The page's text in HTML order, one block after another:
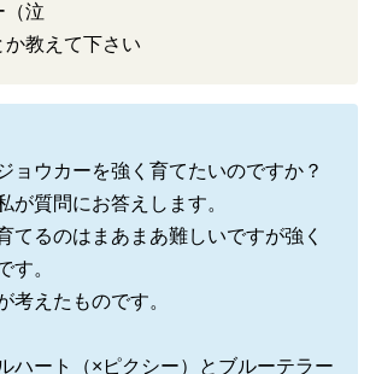
（泣
か教えて下さい
ョウカーを強く育てたいのですか？
が質問にお答えします。
てるのはまあまあ難しいですが強く
す。
考えたものです。
ハート（×ピクシー）とブルーテラー